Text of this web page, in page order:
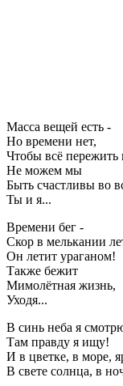
Масса вещей есть -
Но времени нет,
Чтобы всё пережить
Не можем мы
Быть счастливы во
Ты и я...
Времени бег -
Скор в мелькании
Он летит ураганом!
Также бежит
Мимолётная жизнь,
Уходя...
В синь неба я
Там правду я ищу!
И в цветке, в море,
В свете солнца, в